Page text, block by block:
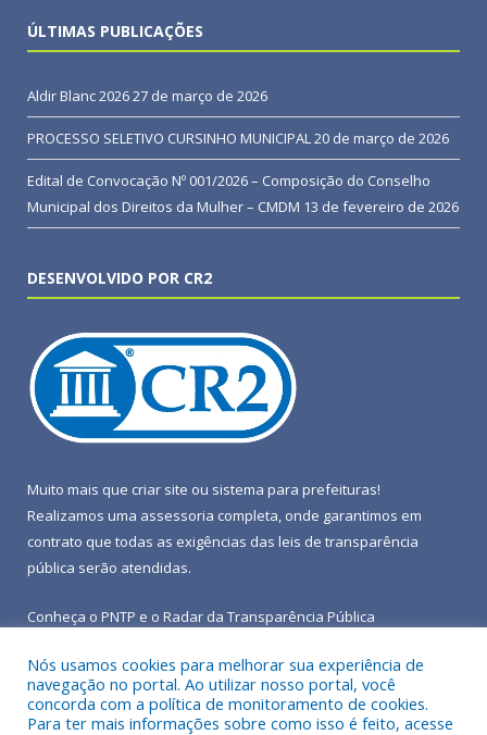
ÚLTIMAS PUBLICAÇÕES
Aldir Blanc 202627 de março de 2026
PROCESSO SELETIVO CURSINHO MUNICIPAL20 de março de 2026
Edital de Convocação Nº 001/2026 – Composição do Conselho
Municipal dos Direitos da Mulher – CMDM 13 de fevereiro de 2026
DESENVOLVIDO POR CR2
Muito mais que criar site ou sistema para prefeituras!
Realizamos uma assessoria completa, onde garantimos em
contrato que todas as exigências das leis de transparência
pública serão atendidas.
Conheça o PNTP e o Radar da Transparência Pública
Todos os direitos reservados a Prefeitura Municipal de Terra
Nós usamos cookies para melhorar sua experiência de
navegação no portal. Ao utilizar nosso portal, você
concorda com a política de monitoramento de cookies.
Para ter mais informações sobre como isso é feito, acesse